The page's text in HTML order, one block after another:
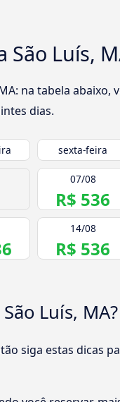
São Luís,
na tabela abaixo,
dias.
sexta-feira
07/08
R$ 536
14/08
R$ 536
Luís, MA?
siga estas dicas